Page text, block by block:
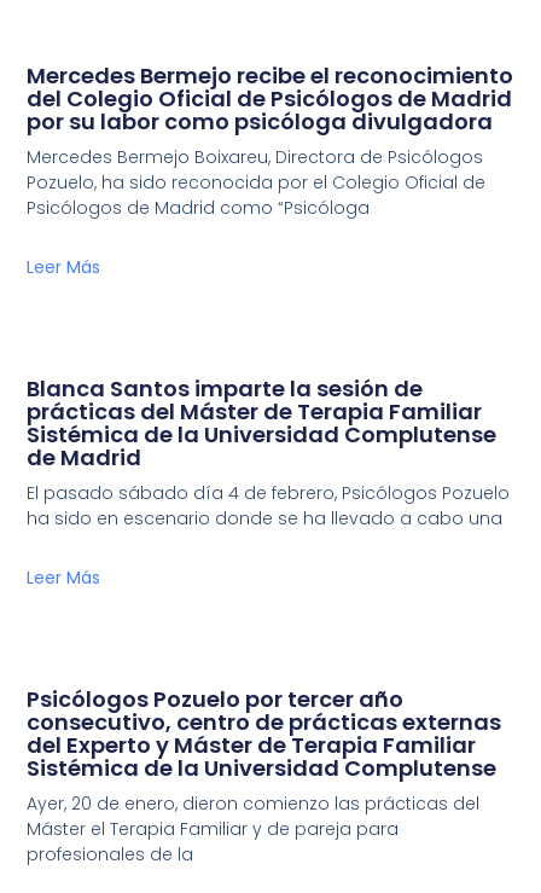
Mercedes Bermejo recibe el reconocimiento
del Colegio Oficial de Psicólogos de Madrid
por su labor como psicóloga divulgadora
Mercedes Bermejo Boixareu, Directora de Psicólogos
Pozuelo, ha sido reconocida por el Colegio Oficial de
Psicólogos de Madrid como “Psicóloga
Leer Más
Blanca Santos imparte la sesión de
prácticas del Máster de Terapia Familiar
Sistémica de la Universidad Complutense
de Madrid
El pasado sábado día 4 de febrero, Psicólogos Pozuelo
ha sido en escenario donde se ha llevado a cabo una
Leer Más
Psicólogos Pozuelo por tercer año
consecutivo, centro de prácticas externas
del Experto y Máster de Terapia Familiar
Sistémica de la Universidad Complutense
Ayer, 20 de enero, dieron comienzo las prácticas del
Máster el Terapia Familiar y de pareja para
profesionales de la